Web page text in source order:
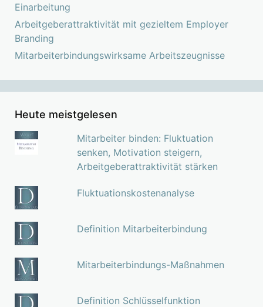
Einarbeitung
Arbeitgeberattraktivität mit gezieltem Employer
Branding
Mitarbeiterbindungswirksame Arbeitszeugnisse
Heute meistgelesen
Mitarbeiter binden: Fluktuation
senken, Motivation steigern,
Arbeitgeberattraktivität stärken
Fluktuationskostenanalyse
Definition Mitarbeiterbindung
Mitarbeiterbindungs-Maßnahmen
Definition Schlüsselfunktion